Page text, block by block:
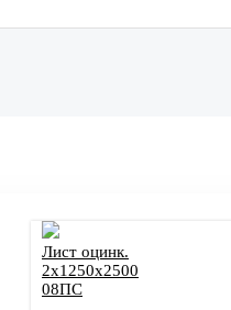
Лист оцинк.
2х1250х2500
08ПС